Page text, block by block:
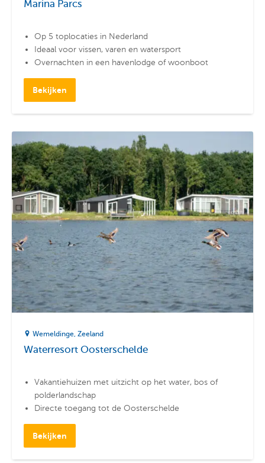
Marina Parcs
Op 5 toplocaties in Nederland
Ideaal voor vissen, varen en watersport
Overnachten in een havenlodge of woonboot
Bekijken
Wemeldinge Zeeland
Waterresort Oosterschelde
Vakantiehuizen met uitzicht op het water, bos of
polderlandschap
Directe toegang tot de Oosterschelde
Bekijken